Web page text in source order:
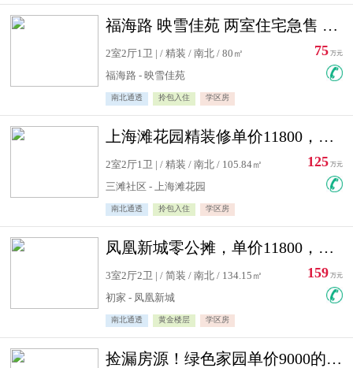
福海路 映雪佳苑 两室住宅急售 可公积金贷款
2室2厅1卫 | / 精装 / 南北 / 80㎡
福海路 - 映雪佳苑
南北通透 拎包入住 学区房
75 万元
上海滩花园精装修单价11800，价格最低的两居室，无敌视野
2室2厅1卫 | / 精装 / 南北 / 105.84㎡
三滩社区 - 上海滩花园
南北通透 拎包入住 学区房
125 万元
凤凰新城零公摊，单价11800，白银楼层，一个车库另算
3室2厅2卫 | / 简装 / 南北 / 134.15㎡
初家 - 凤凰新城
南北通透 黄金楼层 学区房
159 万元
捡漏房源！绿色家园单价9000的大三居，实验小学永明双学区